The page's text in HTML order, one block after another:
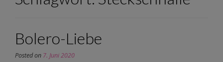
Bolero-Liebe
Posted on 7. Juni 2020